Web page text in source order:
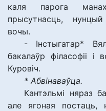
каля парога
прысутнасць,
вочы.
- Інстыгатар*
бакалаўр філасофіі
Куровіч.
* Абвінаваўца.
Кантэльмі няраз
але ягоная постаць,